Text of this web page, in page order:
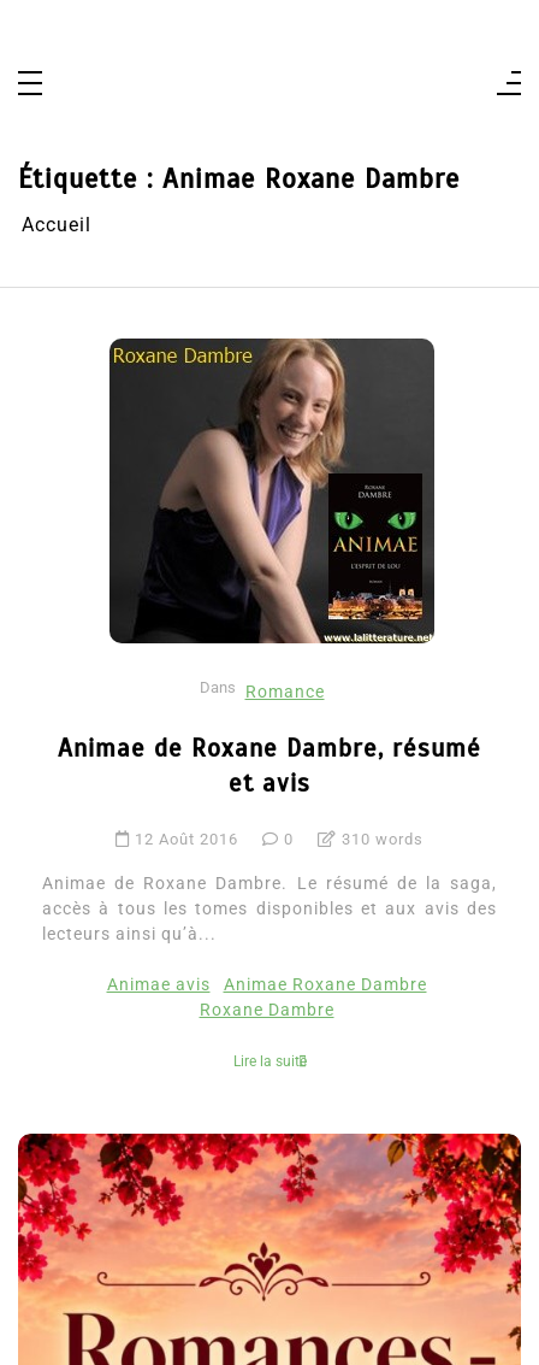
Étiquette : Animae Roxane Dambre
Accueil
Dans Romance
Animae de Roxane Dambre, résumé
et avis
12 Août 2016 0 310 words
Animae de Roxane Dambre. Le résumé de la saga,
accès à tous les tomes disponibles et aux avis des
lecteurs ainsi qu’à...
Animae avis
Animae Roxane Dambre
Roxane Dambre
Lire la suite